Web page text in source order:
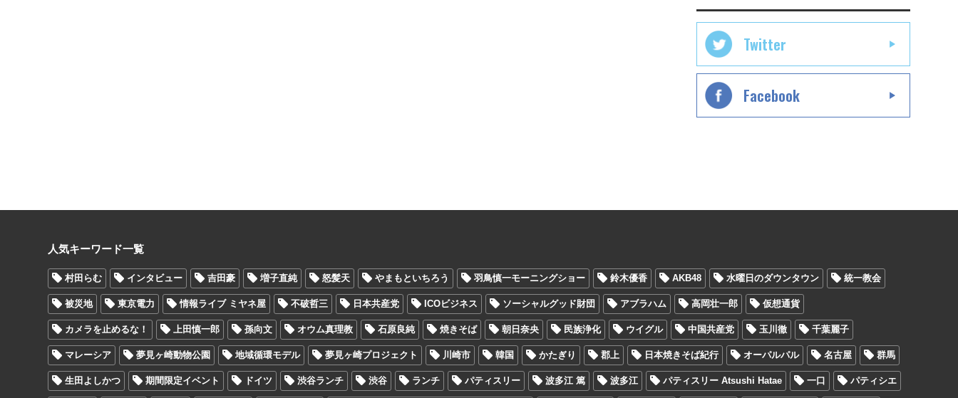
Twitter
Facebook
人気キーワード一覧
村田らむ インタビュー 吉田豪 増子直純 怒髪天 やまもといちろう 羽鳥慎一モーニングショー 鈴木優香 AKB48 水曜日のダウンタウン 統一教会
被災地 東京電力 情報ライブ ミヤネ屋 不破哲三 日本共産党 ICOビジネス ソーシャルグッド財団 アブラハム 高岡壮一郎 仮想通貨
カメラを止めるな！ 上田慎一郎 孫向文 オウム真理教 石原良純 焼きそば 朝日奈央 民族浄化 ウイグル 中国共産党 玉川徹 千葉麗子
マレーシア 夢見ヶ崎動物公園 地域循環モデル 夢見ヶ崎プロジェクト 川崎市 韓国 かたぎり 郡上 日本焼きそば紀行 オーパルパル 名古屋 群馬
生田よしかつ 期間限定イベント ドイツ 渋谷ランチ 渋谷 ランチ パティスリー 波多江 篤 波多江 パティスリー Atsushi Hatae 一口 パティシエ